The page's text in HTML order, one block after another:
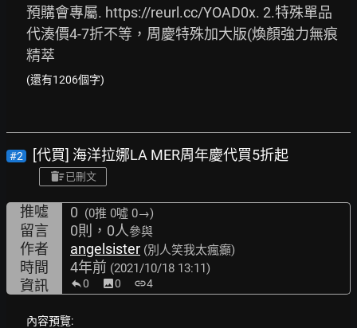
預購會專屬. https://reurl.cc/YOAD0x. 2.特殊單品
代湊價4-7折不等，周慶特殊加大版(煥顏強力無痕
精萃
(還有1206個字)
#2 [代買] 海洋拉娜LA MER周年慶代買5折起
已刪文
推噓 0 (0推 0噓 0→)
留言 0則，0人參與
作者 angelsister (別人笑我太瘋癲)
時間 4年前 (2021/10/18 13:11)
資訊 0 image0 link4
內容預覽: